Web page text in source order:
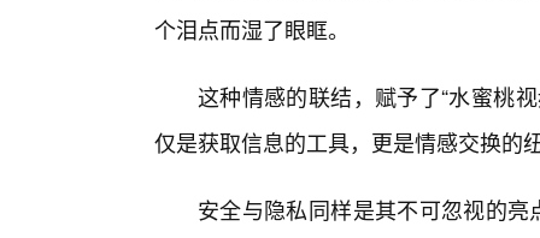
个泪点而湿了眼眶。
这种情感的联结，赋予了“水蜜桃
仅是获取信息的工具，更是情感交换的
安全与隐私同样是其不可忽视的亮